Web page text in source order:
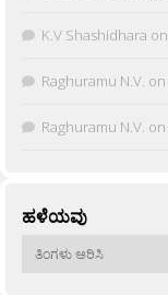
K.V Shashidhara on
Raghuramu N.V. on
Raghuramu N.V. on
ಹಳೆಯವು
ಹಳೆಯವು